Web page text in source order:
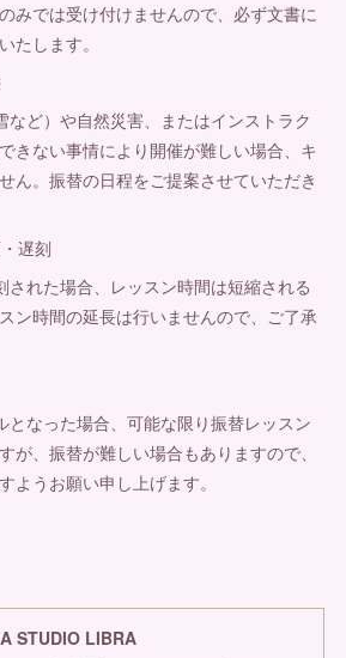
みでは受け付けませんので、必ず文書に
たします。
など）や自然災害、またはインストラク
きない事情により開催が難しい場合、キ
ん。振替の日程をご提案させていただき
遅刻
された場合、レッスン時間は短縮される
ン時間の延長は行いませんので、ご了承
となった場合、可能な限り振替レッスン
が、振替が難しい場合もありますので、
ようお願い申し上げます。
STUDIO LIBRA